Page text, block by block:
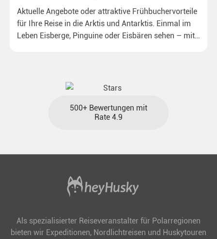
Aktuelle Angebote oder attraktive Frühbuchervorteile
für Ihre Reise in die Arktis und Antarktis. Einmal im
Leben Eisberge, Pinguine oder Eisbären sehen – mit
500+ Bewertungen mit
Rate 4.9
Als spezialisierter Reiseveranstalter für Polarregionen
bieten wir Expeditionen, Nordlichtreisen und Huskytouren